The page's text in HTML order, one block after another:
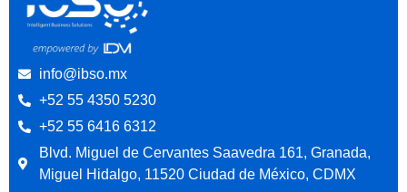
info@ibso.mx
+52 55 4350 5230
+52 55 6416 6312
Blvd. Miguel de Cervantes Saavedra 161, Granada,
Miguel Hidalgo, 11520 Ciudad de México, CDMX